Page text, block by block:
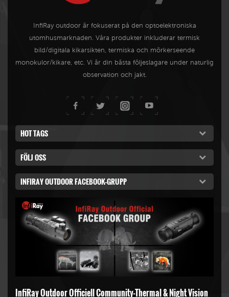
InfiRay outdoor är fokuserat på den optoelektroniska
utomhusmarknaden. Våra produkter inkluderar termisk
bild/digitala kikarsikten, termiska och mörkerseende
monokulor/kikare, etc. Vi är din bästa följeslagare under naturlig
observation och jakt.
HOT TAGS
FÖLJ OSS
INFIRAY OUTDOOR FACEBOOK-GRUPP
InfiRay Outdoor Officiell Community-Thermal & Night Vision